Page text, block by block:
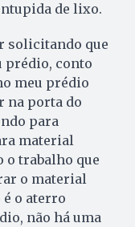
de lixo.
solicitando que
prédio, conto
meu prédio
na porta do
para
material
o trabalho que
o material
o aterro
não há uma